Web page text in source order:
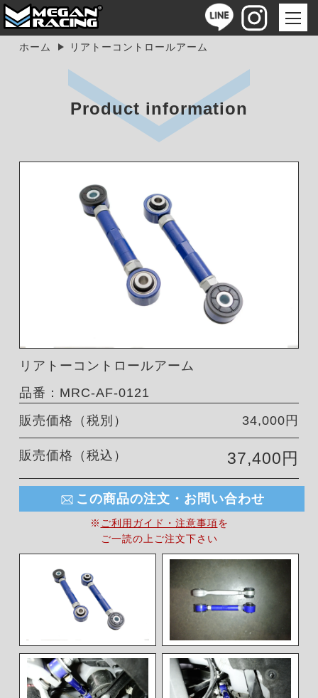
ホーム リアトーコントロールアーム
Product information
リアトーコントロールアーム
品番：MRC-AF-0121
販売価格（税別）
34,000円
販売価格（税込） 37,400円
この商品の注文・お問い合わせ
※ ご利用ガイド・注意事項を
ご一読の上ご注文下さい